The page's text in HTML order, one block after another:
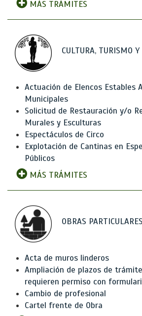
MÁS TRÁMITES
CULTURA, TURISMO Y
Actuación de Elencos Estables
Municipales
Solicitud de Restauración y/o
Murales y Esculturas
Espectáculos de Circo
Explotación de Cantinas en
Públicos
MÁS TRÁMITES
OBRAS PARTICULARES
Acta de muros linderos
Ampliación de plazos de
requieren permiso con
Cambio de profesional
Cartel frente de Obra